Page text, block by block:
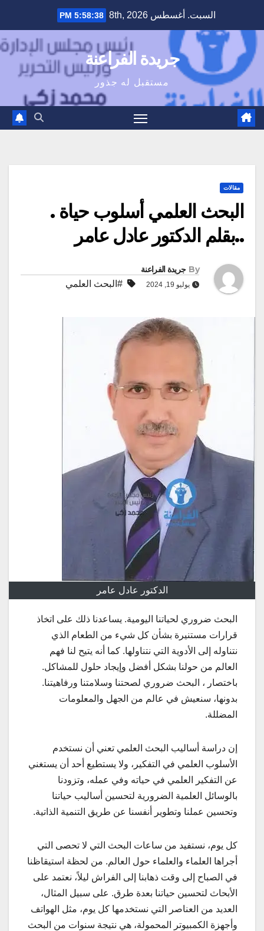
content
السبت. أغسطس 8th, 2026 5:58:40 PM
جريدة الفراعنة
مستقبل له جذور
مقالات
البحث العلمي أسلوب حياة .
..بقلم الدكتور عادل عامر
By جريدة الفراعنة
يوليو 19, 2024 #البحث العلمي
الدكتور عادل عامر
البحث ضروري لحياتنا اليومية. يساعدنا ذلك على اتخاذ
قرارات مستنيرة بشأن كل شيء من الطعام الذي
نتناوله إلى الأدوية التي نتناولها. كما أنه يتيح لنا فهم
العالم من حولنا بشكل أفضل وإيجاد حلول للمشاكل.
باختصار ، البحث ضروري لصحتنا وسلامتنا ورفاهيتنا.
بدونها، سنعيش في عالم من الجهل والمعلومات
المضللة.
إن دراسة أساليب البحث العلمي تعني أن نستخدم
الأسلوب العلمي في التفكير، ولا يستطيع أحد أن يستغني
عن التفكير العلمي في حياته وفي عمله، وتزودنا
بالوسائل العلمية الضرورية لتحسين أساليب حياتنا
وتحسين عملنا وتطوير أنفسنا عن طريق التنمية الذاتية.
كل يوم، نستفيد من ساعات البحث التي لا تحصى التي
أجراها العلماء والعلماء حول العالم. من لحظة استيقاظنا
في الصباح إلى وقت ذهابنا إلى الفراش ليلاً، نعتمد على
الأبحاث لتحسين حياتنا بعدة طرق. على سبيل المثال،
العديد من العناصر التي نستخدمها كل يوم، مثل الهواتف
وأجهزة الكمبيوتر المحمولة، هي نتيجة سنوات من البحث